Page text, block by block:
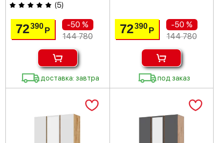
(5)
72390Р
-50 %
144 780
доставка: завтра
72390 Р
-50 %
144 780
под заказ